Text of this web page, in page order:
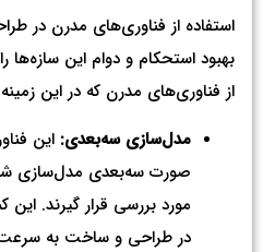
استفاده از فناوری‌های مدرن در
بهبود استحکام و دوام این سازه‌ها
از فناوری‌های مدرن که در این زمینه
مدل‌سازی سه‌بعدی: این
صورت سه‌بعدی مدل‌سازی
مورد بررسی قرار گیرند.
در طراحی و ساخت به